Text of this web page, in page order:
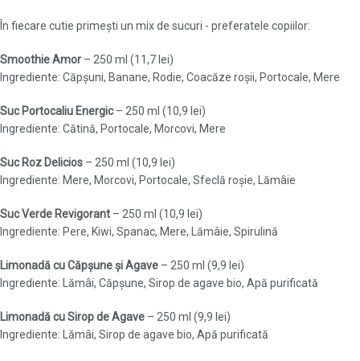
În fiecare cutie primești un mix de sucuri - preferatele copiilor:
Smoothie Amor – 250 ml (11,7 lei)
Ingrediente: Căpșuni, Banane, Rodie, Coacăze roșii, Portocale, Mere
Suc Portocaliu Energic– 250 ml (10,9 lei)
Ingrediente: Cătină, Portocale, Morcovi, Mere
Suc Roz Delicios – 250 ml (10,9 lei)
Ingrediente: Mere, Morcovi, Portocale, Sfeclă roșie, Lămâie
Suc Verde Revigorant – 250 ml (10,9 lei)
Ingrediente: Pere, Kiwi, Spanac, Mere, Lămâie, Spirulină
Limonadă cu Căpșune și Agave – 250 ml (9,9 lei)
Ingrediente: Lămâi, Căpșune, Sirop de agave bio, Apă purificată
Limonadă cu Sirop de Agave – 250 ml (9,9 lei)
Ingrediente: Lămâi, Sirop de agave bio, Apă purificată